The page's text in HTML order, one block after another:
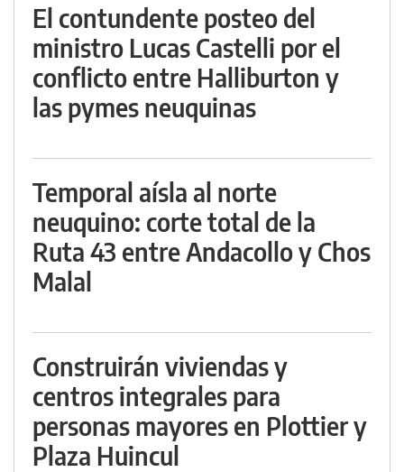
El contundente posteo del
ministro Lucas Castelli por el
conflicto entre Halliburton y
las pymes neuquinas
Temporal aísla al norte
neuquino: corte total de la
Ruta 43 entre Andacollo y Chos
Malal
Construirán viviendas y
centros integrales para
personas mayores en Plottier y
Plaza Huincul